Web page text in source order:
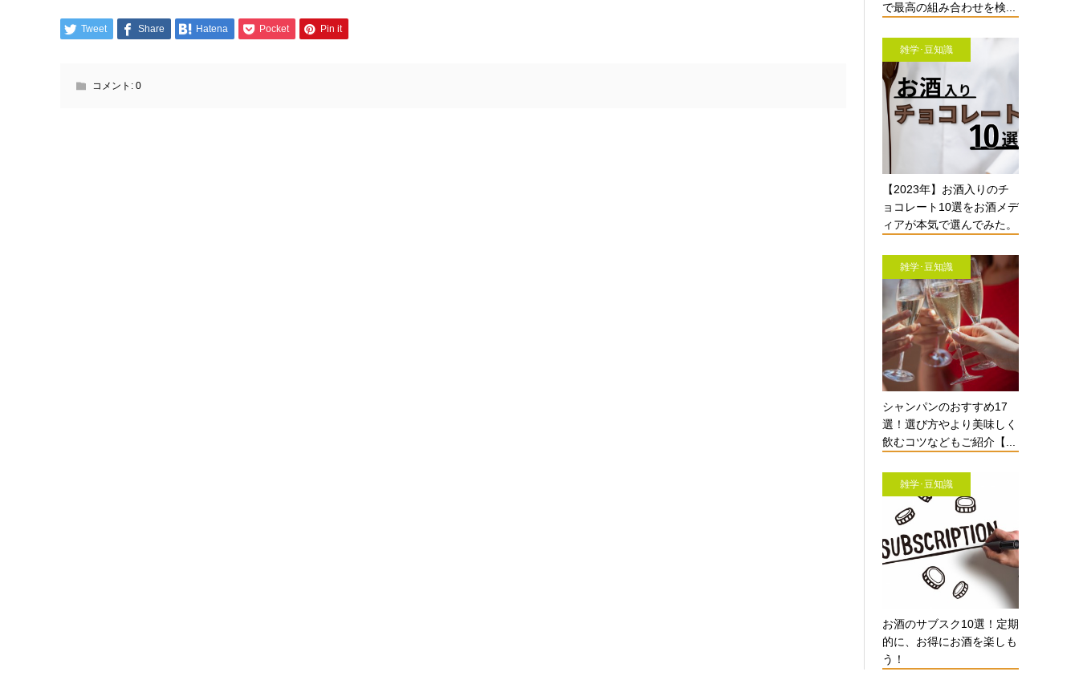
Tweet Share Hatena Pocket Pin it
コメント: 0
で最高の組み合わせを検...
雑学･豆知識
【2023年】お酒入りのチ
ョコレート10選をお酒メデ
ィアが本気で選んでみた。
雑学･豆知識
シャンパンのおすすめ17
選！選び方やより美味しく
飲むコツなどもご紹介【...
雑学･豆知識
お酒のサブスク10選！定期
的に、お得にお酒を楽しも
う！